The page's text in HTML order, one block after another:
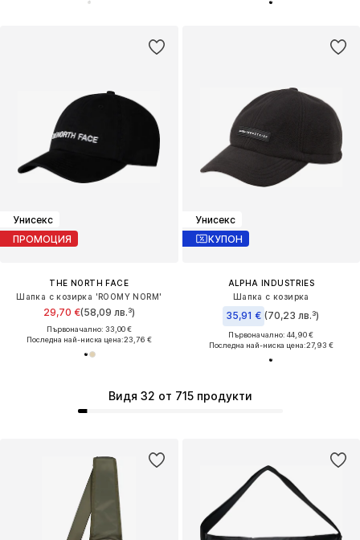
Унисекс
ПРОМОЦИЯ
THE NORTH FACE
Шапка с козирка 'ROOMY NORM'
29,70 €(58,09 лв.³)
Първоначално: 33,00 €
Последна най-ниска цена:23,76 €
Унисекс
КУПОН
ALPHA INDUSTRIES
Шапка с козирка
35,91 € (70,23 лв.³)
Първоначално: 44,90 €
Последна най-ниска цена:27,93 €
Видя 32 от 715 продукти